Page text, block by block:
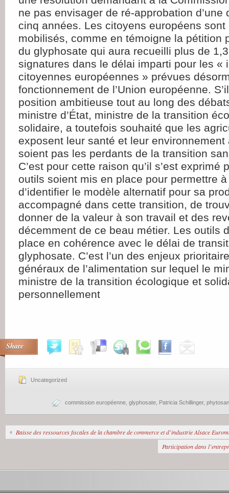
ne pas envisager de ré-approbation d’une
cinq années. Les citoyens européens sont
mobilisés, comme en témoigne la pétition
du glyphosate qui aura recueilli plus de
signatures dans le délai imparti pour les «
citoyennes européennes » prévues
fonctionnement de l’Union européenne.
position ambitieuse tout au long des
ministre d’État, ministre de la transition
solidaire, a toutefois souhaité que les
exposent leur santé et leur
soient pas les perdants de la transition
C’est pour cette raison qu’il s’est exprimé
outils soient mis en place pour permettre
d’identifier le modèle alternatif pour sa
accompagné dans cette transition, de
donner de la valeur à son travail et des
décemment de ce beau métier. Les outils
place en cohérence avec le délai de
glyphosate. C’est l’un des enjeux
généraux de l’alimentation sur lequel le
ministre de la transition écologique et
personnellement
Share
Uncategorized
commission européenne glyphosate Patricia Schillinger,
Baisse des ressources fiscales de la chambre de commerce et d’industrie Alsace
Participation dans